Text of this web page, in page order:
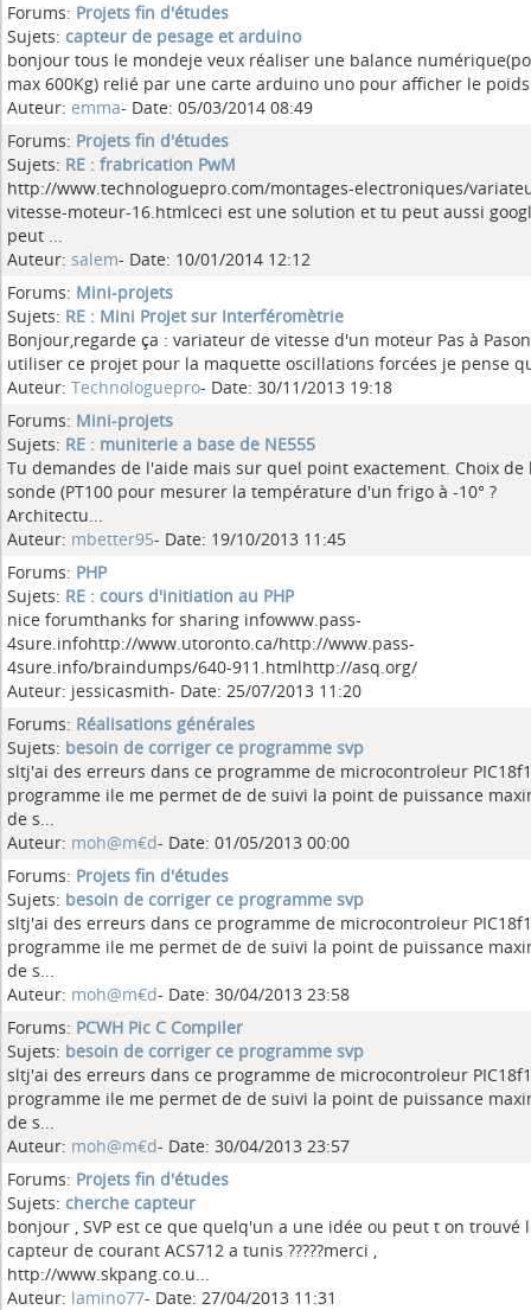
Forums: Projets fin d'études
Sujets: capteur de pesage et arduino
bonjour tous le mondeje veux réaliser une balance
max 600Kg) relié par une carte arduino uno pour afficher le
Auteur: emma- Date: 05/03/2014 08:49
Forums: Projets fin d'études
Sujets: RE : frabrication PwM
http://www.technologuepro.com/montages-electroniques/
vitesse-moteur-16.htmlceci est une solution et tu peut aussi
peut ...
Auteur: salem- Date: 10/01/2014 12:12
Forums: Mini-projets
Sujets: RE : Mini Projet sur Interféromètrie
Bonjour,regarde ça : variateur de vitesse d'un moteur Pas à
utiliser ce projet pour la maquette oscillations forcées je pense
Auteur: Technologuepro- Date: 30/11/2013 19:18
Forums: Mini-projets
Sujets: RE : muniterie a base de NE555
Tu demandes de l'aide mais sur quel point exactement. Choix de
sonde (PT100 pour mesurer la température d'un frigo à -10° ?
Architectu...
Auteur: mbetter95- Date: 19/10/2013 11:45
Forums: PHP
Sujets: RE : cours d'initiation au PHP
nice forumthanks for sharing infowww.pass-
4sure.infohttp://www.utoronto.ca/http://www.pass-
4sure.info/braindumps/640-911.htmlhttp://asq.org/
Auteur: jessicasmith- Date: 25/07/2013 11:20
Forums: Réalisations générales
Sujets: besoin de corriger ce programme svp
sltj'ai des erreurs dans ce programme de microcontroleur
programme ile me permet de de suivi la point de puissance
de s...
Auteur: moh@m€d- Date: 01/05/2013 00:00
Forums: Projets fin d'études
Sujets: besoin de corriger ce programme svp
sltj'ai des erreurs dans ce programme de microcontroleur
programme ile me permet de de suivi la point de puissance
de s...
Auteur: moh@m€d- Date: 30/04/2013 23:58
Forums: PCWH Pic C Compiler
Sujets: besoin de corriger ce programme svp
sltj'ai des erreurs dans ce programme de microcontroleur
programme ile me permet de de suivi la point de puissance
de s...
Auteur: moh@m€d- Date: 30/04/2013 23:57
Forums: Projets fin d'études
Sujets: cherche capteur
bonjour , SVP est ce que quelq'un a une idée ou peut t on trouvé
capteur de courant ACS712 a tunis ?????merci ,
http://www.skpang.co.u...
Auteur: lamino77- Date: 27/04/2013 11:31